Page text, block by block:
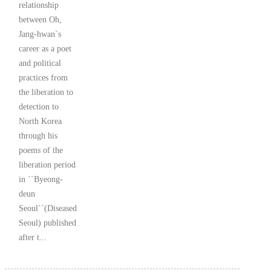
relationship
between Oh,
Jang-hwan`s
career as a poet
and political
practices from
the liberation to
detection to
North Korea
through his
poems of the
liberation period
in ``Byeong-
deun
Seoul``(Diseased
Seoul) published
after t...